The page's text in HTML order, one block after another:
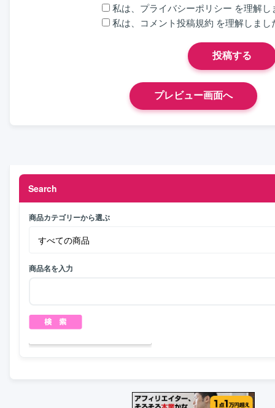
私は、 プライバシーポリシー を理解し
私は、 コメント投稿規約 を理解しまし
Search
商品カテゴリーから選ぶ
商品名を入力